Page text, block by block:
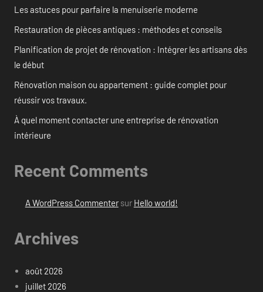
Les astuces pour parfaire la menuiserie moderne
Restauration de pièces antiques : méthodes et conseils
Planification de projet de rénovation : Intégrer les artisans dès
le début
Rénovation maison ou appartement : guide complet pour
réussir vos travaux.
À quel moment contacter une entreprise de rénovation
intérieure
Recent Comments
A WordPress Commentersur Hello world!
Archives
août 2026
juillet 2026